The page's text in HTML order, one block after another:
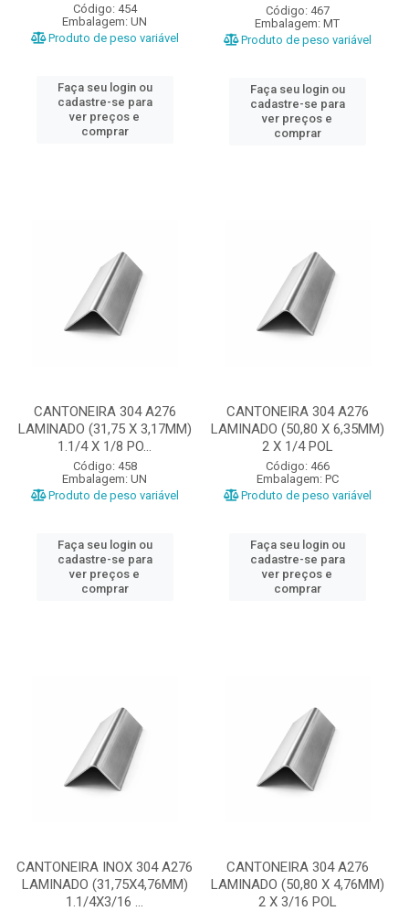
Código: 454
Embalagem: UN
Produto de peso variável
Faça seu login ou
cadastre-se para
ver preços e
comprar
Código: 467
Embalagem: MT
Produto de peso variável
Faça seu login ou
cadastre-se para
ver preços e
comprar
CANTONEIRA 304 A276
LAMINADO (31,75 X 3,17MM)
1.1/4 X 1/8 PO...
Código: 458
Embalagem: UN
Produto de peso variável
Faça seu login ou
cadastre-se para
ver preços e
comprar
CANTONEIRA 304 A276
LAMINADO (50,80 X 6,35MM)
2 X 1/4 POL
Código: 466
Embalagem: PC
Produto de peso variável
Faça seu login ou
cadastre-se para
ver preços e
comprar
CANTONEIRA INOX 304 A276
LAMINADO (31,75X4,76MM)
1.1/4X3/16 ...
CANTONEIRA 304 A276
LAMINADO (50,80 X 4,76MM)
2 X 3/16 POL